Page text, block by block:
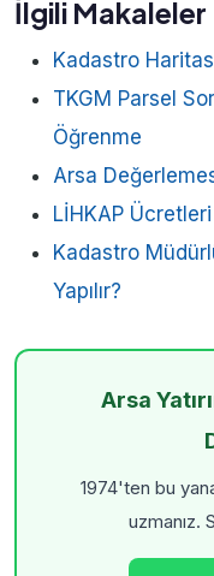
İlgili Makaleler
Kadastro
TKGM Parsel
Öğrenme
Arsa
LİHKAP
Kadastro
Yapılır?
Arsa
1974'ten bu
uzmanız.